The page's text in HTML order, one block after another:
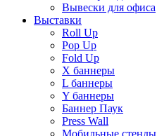
Вывески для офиса
Выставки
Roll Up
Pop Up
Fold Up
Х баннеры
L баннеры
Y баннеры
Баннер Паук
Press Wall
Мобильные стенды